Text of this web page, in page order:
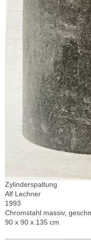
Zylinderspaltung
Alf Lechner
1993
Chromstahl massiv,
90 x 90 x 135 cm